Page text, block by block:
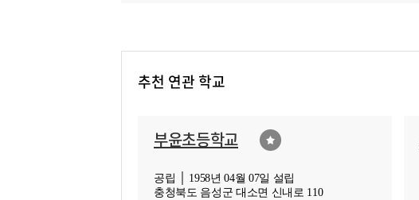
추천 연관 학교
부윤초등학교
공립 │ 1958년 04월 07일 설립
충청북도 음성군 대소면 신내로 110